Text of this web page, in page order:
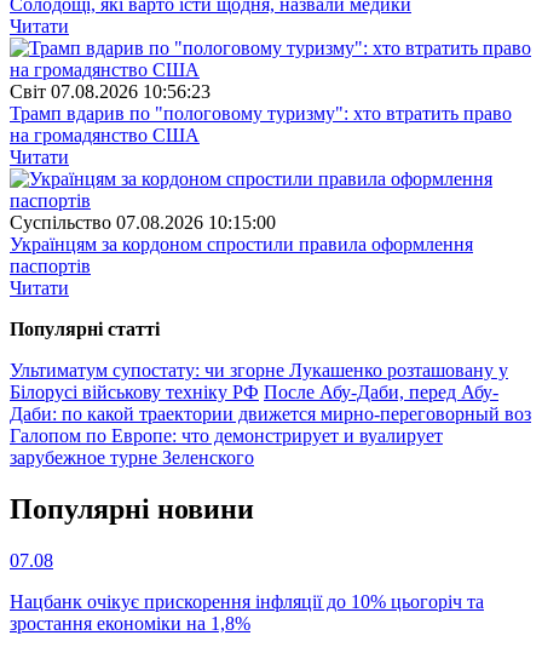
Солодощі, які варто їсти щодня, назвали медики
Читати
Свiт 07.08.2026 10:56:23
Трамп вдарив по "пологовому туризму": хто втратить право
на громадянство США
Читати
Суспiльство 07.08.2026 10:15:00
Українцям за кордоном спростили правила оформлення
паспортів
Читати
Популярнi статтi
Ультиматум супостату: чи згорне Лукашенко розташовану у
Білорусі військову техніку РФ После Абу-Даби, перед Абу-
Даби: по какой траектории движется мирно-переговорный воз
Галопом по Европе: что демонстрирует и вуалирует
зарубежное турне Зеленского
Популярнi новини
07.08
Нацбанк очікує прискорення інфляції до 10% цьогоріч та
зростання економіки на 1,8%